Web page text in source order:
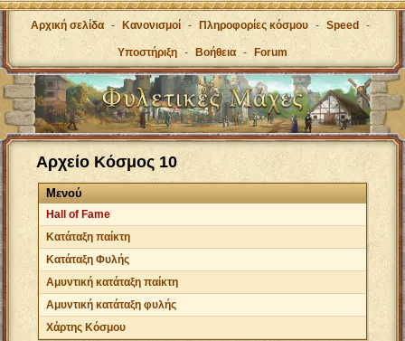
Αρχική σελίδα - Κανονισμοί - Πληροφορίες κόσμου - Speed -
Υποστήριξη - Βοήθεια - Forum
Αρχείο Κόσμος 10
Μενού
Hall of Fame
Κατάταξη παίκτη
Κατάταξη Φυλής
Αμυντική κατάταξη παίκτη
Αμυντική κατάταξη φυλής
Χάρτης Κόσμου